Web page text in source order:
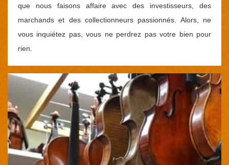
que nous faisons affaire avec des investisseurs, des
marchands et des collectionneurs passionnés. Alors, ne
vous inquiétez pas, vous ne perdrez pas votre bien pour
rien.